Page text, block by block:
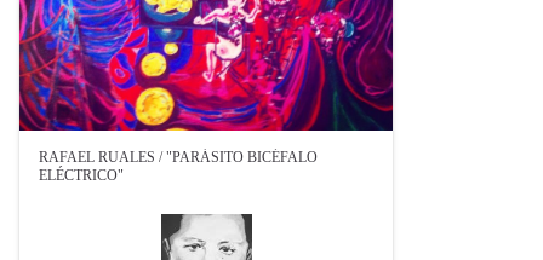
RAFAEL RUALES / "PARÁSITO BICÉFALO
ELÉCTRICO"